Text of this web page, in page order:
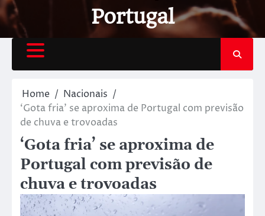
Portugal
Home
Nacionais
‘Gota fria’ se aproxima de Portugal com previsão
de chuva e trovoadas
‘Gota fria’ se aproxima de
Portugal com previsão de
chuva e trovoadas